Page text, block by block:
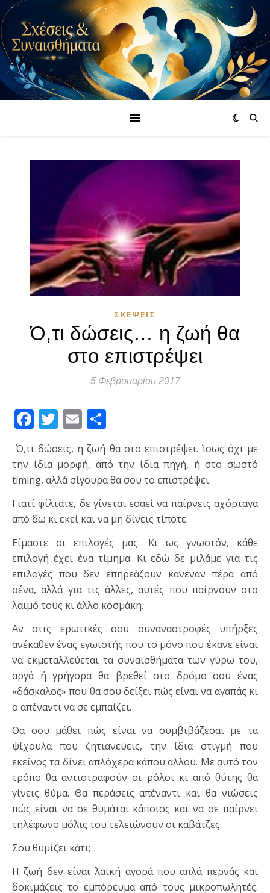
ΣΚΈΨΕΙΣ
Ό,τι δώσεις… η ζωή θα
στο επιστρέψει
5 Φεβρουαρίου 2017
Facebook
Twitter
Email
Ό,τι δώσεις, η ζωή θα στο επιστρέψει. Ίσως όχι με
την ίδια μορφή, από την ίδια πηγή, ή στο σωστό
timing, αλλά σίγουρα θα σου το επιστρέψει.
Γιατί φίλτατε, δε γίνεται εσαεί να παίρνεις αχόρταγα
από δω κι εκεί και να μη δίνεις τίποτε.
Είμαστε οι επιλογές μας. Κι ως γνωστόν, κάθε
επιλογή έχει ένα τίμημα. Κι εδώ δε μιλάμε για τις
επιλογές που δεν επηρεάζουν κανέναν πέρα από
σένα, αλλά για τις άλλες, αυτές που παίρνουν στο
λαιμό τους κι άλλο κοσμάκη.
Αν στις ερωτικές σου συναναστροφές υπήρξες
ανέκαθεν ένας εγωιστής που το μόνο που έκανε είναι
να εκμεταλλεύεται τα συναισθήματα των γύρω του,
αργά ή γρήγορα θα βρεθεί στο δρόμο σου ένας
«δάσκαλος» που θα σου δείξει πώς είναι να αγαπάς κι
ο απέναντι να σε εμπαίζει.
Θα σου μάθει πώς είναι να συμβιβάζεσαι με τα
ψίχουλα που ζητιανεύεις, την ίδια στιγμή που
εκείνος τα δίνει απλόχερα κάπου αλλού. Με αυτό τον
τρόπο θα αντιστραφούν οι ρόλοι κι από θύτης θα
γίνεις θύμα. Θα περάσεις απέναντι και θα νιώσεις
πώς είναι να σε θυμάται κάποιος και να σε παίρνει
τηλέφωνο μόλις του τελειώνουν οι καβάτζες.
Σου θυμίζει κάτι;
Η ζωή δεν είναι λαϊκή αγορά που απλά περνάς και
δοκιμάζεις το εμπόρευμα από τους μικροπωλητές.